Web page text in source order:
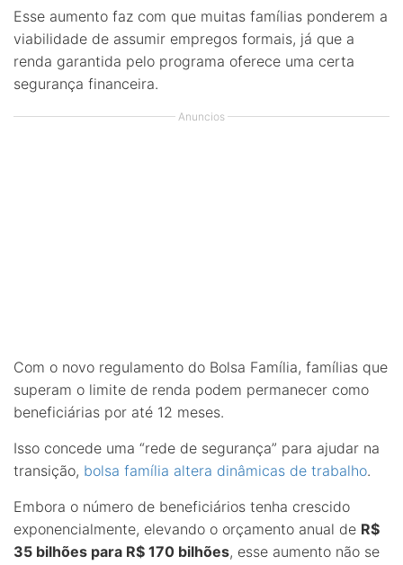
Esse aumento faz com que muitas famílias ponderem a
viabilidade de assumir empregos formais, já que a
renda garantida pelo programa oferece uma certa
segurança financeira.
Anuncios
Com o novo regulamento do Bolsa Família, famílias que
superam o limite de renda podem permanecer como
beneficiárias por até 12 meses.
Isso concede uma “rede de segurança” para ajudar na
transição, bolsa família altera dinâmicas de trabalho.
Embora o número de beneficiários tenha crescido
exponencialmente, elevando o orçamento anual de R$
35 bilhões para R$ 170 bilhões, esse aumento não se